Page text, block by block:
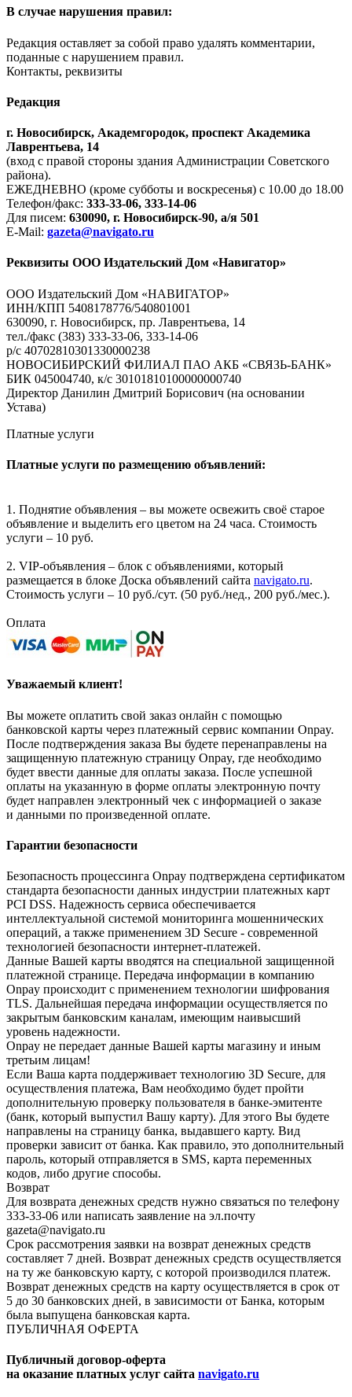
В случае нарушения правил:
Редакция оставляет за собой право удалять комментарии,
поданные с нарушением правил.
Контакты, реквизиты
Редакция
г. Новосибирск, Академгородок, проспект Академика
Лаврентьева, 14
(вход с правой стороны здания Администрации Советского
района).
ЕЖЕДНЕВНО (кроме субботы и воскресенья) с 10.00 до 18.00
Телефон/факс: 333-33-06, 333-14-06
Для писем: 630090, г. Новосибирск-90, а/я 501
E-Mail: gazeta@navigato.ru
Реквизиты ООО Издательский Дом «Навигатор»
ООО Издательский Дом «НАВИГАТОР»
ИНН/КПП 5408178776/540801001
630090, г. Новосибирск, пр. Лаврентьева, 14
тел./факс (383) 333-33-06, 333-14-06
р/с 40702810301330000238
НОВОСИБИРСКИЙ ФИЛИАЛ ПАО АКБ «СВЯЗЬ-БАНК»
БИК 045004740, к/с 30101810100000000740
Директор Данилин Дмитрий Борисович (на основании
Устава)
Платные услуги
Платные услуги по размещению объявлений:
1. Поднятие объявления – вы можете освежить своё старое
объявление и выделить его цветом на 24 часа. Стоимость
услуги – 10 руб.
2. VIP-объявления – блок с объявлениями, который
размещается в блоке Доска объявлений сайта navigato.ru.
Стоимость услуги – 10 руб./сут. (50 руб./нед., 200 руб./мес.).
Оплата
Уважаемый клиент!
Вы можете оплатить свой заказ онлайн с помощью
банковской карты через платежный сервис компании Onpay.
После подтверждения заказа Вы будете перенаправлены на
защищенную платежную страницу Onpay, где необходимо
будет ввести данные для оплаты заказа. После успешной
оплаты на указанную в форме оплаты электронную почту
будет направлен электронный чек с информацией о заказе
и данными по произведенной оплате.
Гарантии безопасности
Безопасность процессинга Onpay подтверждена сертификатом
стандарта безопасности данных индустрии платежных карт
PCI DSS. Надежность сервиса обеспечивается
интеллектуальной системой мониторинга мошеннических
операций, а также применением 3D Secure - современной
технологией безопасности интернет-платежей.
Данные Вашей карты вводятся на специальной защищенной
платежной странице. Передача информации в компанию
Onpay происходит с применением технологии шифрования
TLS. Дальнейшая передача информации осуществляется по
закрытым банковским каналам, имеющим наивысший
уровень надежности.
Onpay не передает данные Вашей карты магазину и иным
третьим лицам!
Если Ваша карта поддерживает технологию 3D Secure, для
осуществления платежа, Вам необходимо будет пройти
дополнительную проверку пользователя в банке-эмитенте
(банк, который выпустил Вашу карту). Для этого Вы будете
направлены на страницу банка, выдавшего карту. Вид
проверки зависит от банка. Как правило, это дополнительный
пароль, который отправляется в SMS, карта переменных
кодов, либо другие способы.
Возврат
Для возврата денежных средств нужно связаться по телефону
333-33-06 или написать заявление на эл.почту
gazeta@navigato.ru
Срок рассмотрения заявки на возврат денежных средств
составляет 7 дней. Возврат денежных средств осуществляется
на ту же банковскую карту, с которой производился платеж.
Возврат денежных средств на карту осуществляется в срок от
5 до 30 банковских дней, в зависимости от Банка, которым
была выпущена банковская карта.
ПУБЛИЧНАЯ ОФЕРТА
Публичный договор-оферта
на оказание платных услуг сайта navigato.ru